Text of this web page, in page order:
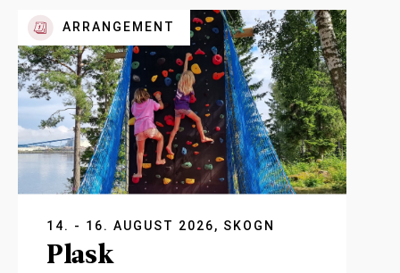
14. - 16. AUGUST 2026, SKOGN
Plask
ARRANGEMENT